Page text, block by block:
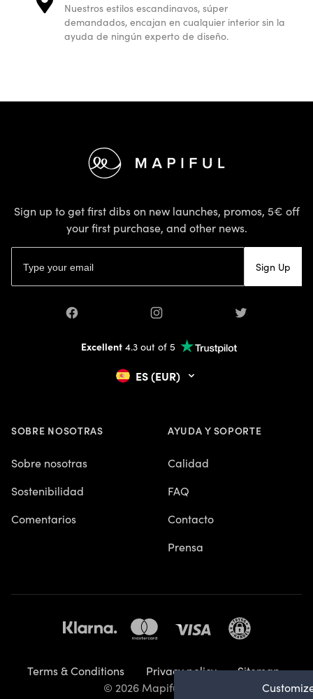
Nuestros estilos escandinavos, súper
demandados, encajan en cualquier interior sin la
ayuda de ningún experto de diseño.
Sign up to get first dibs on new launches, promos, 5€ off
your first purchase, and other news.
Sign Up
Facebook Instagram Twitter
Excellent4.3 out of 5
ES (EUR)
SOBRE NOSOTRAS
Sobre nosotras
Sostenibilidad
Comentarios
AYUDA Y SOPORTE
Calidad
FAQ
Contacto
Prensa
Terms & Conditions Privacy policy
Sitemap
© 2026 Mapiful AB